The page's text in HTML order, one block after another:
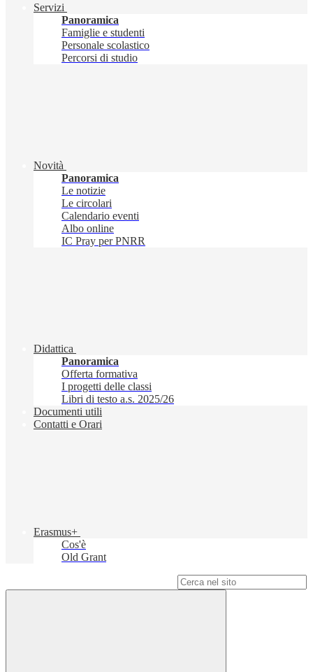
Servizi
Panoramica
Famiglie e studenti
Personale scolastico
Percorsi di studio
Novità
Panoramica
Le notizie
Le circolari
Calendario eventi
Albo online
IC Pray per PNRR
Didattica
Panoramica
Offerta formativa
I progetti delle classi
Libri di testo a.s. 2025/26
Documenti utili
Contatti e Orari
Erasmus+
Cos'è
Old Grant